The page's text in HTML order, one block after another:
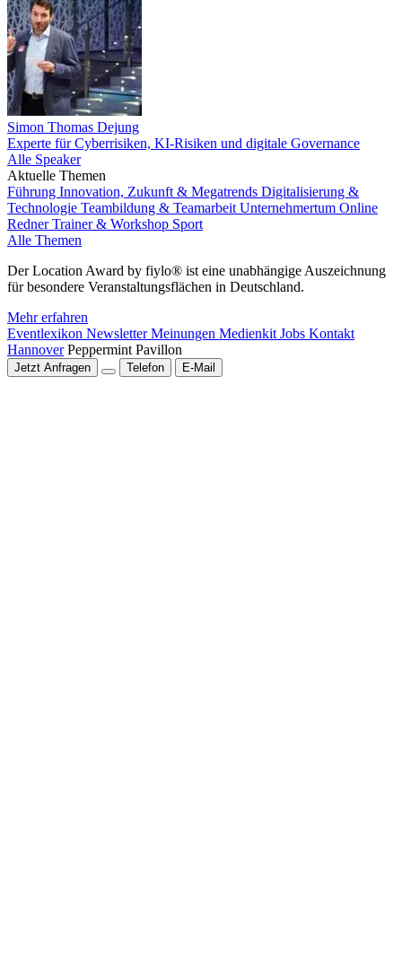
Simon Thomas Dejung
Experte für Cyberrisiken, KI-Risiken und digitale Governance
Alle Speaker
Aktuelle Themen
Führung Innovation, Zukunft & Megatrends Digitalisierung &
Technologie Teambildung & Teamarbeit Unternehmertum Online
RednerTrainer & Workshop Sport
Alle Themen
Der Location Award by fiylo® ist eine unabhängige Auszeichnung
für besondere Veranstaltungsflächen in Deutschland.
Mehr erfahren
Eventlexikon NewsletterMeinungen Medienkit Jobs Kontakt
Hannover Peppermint Pavillon
Jetzt Anfragen Telefon E-Mail